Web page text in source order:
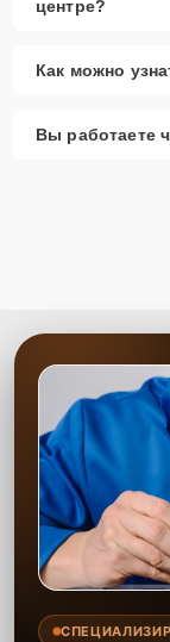
центре?
Как можно
Вы работаете